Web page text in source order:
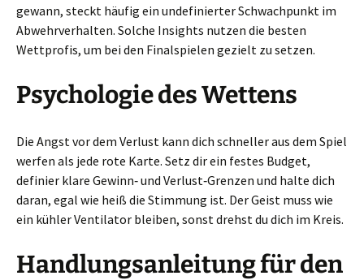
gewann, steckt häufig ein undefinierter Schwachpunkt im
Abwehrverhalten. Solche Insights nutzen die besten
Wettprofis, um bei den Finalspielen gezielt zu setzen.
Psychologie des Wettens
Die Angst vor dem Verlust kann dich schneller aus dem Spiel
werfen als jede rote Karte. Setz dir ein festes Budget,
definier klare Gewinn‑ und Verlust‑Grenzen und halte dich
daran, egal wie heiß die Stimmung ist. Der Geist muss wie
ein kühler Ventilator bleiben, sonst drehst du dich im Kreis.
Handlungsanleitung für den